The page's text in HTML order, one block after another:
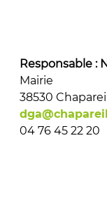
Responsable :
Mairie
38530
04 76 45 22 20